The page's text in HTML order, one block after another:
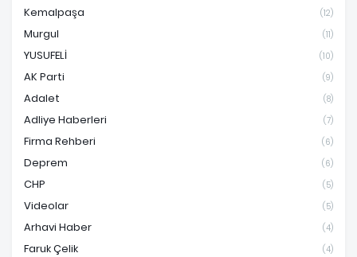
Kemalpaşa (12)
Murgul (11)
YUSUFELİ (10)
AK Parti (9)
Adalet (8)
Adliye Haberleri (7)
Firma Rehberi (6)
Deprem (6)
CHP (5)
Videolar (5)
Arhavi Haber (4)
Faruk Çelik (4)